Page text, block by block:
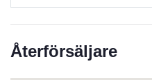
Återförsäljare